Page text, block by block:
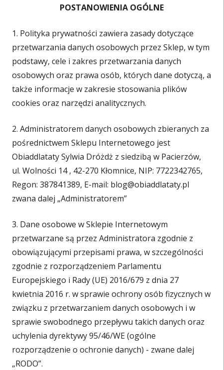
POSTANOWIENIA OGÓLNE
1. Polityka prywatności zawiera zasady dotyczące
przetwarzania danych osobowych przez Sklep, w tym
podstawy, cele i zakres przetwarzania danych
osobowych oraz prawa osób, których dane dotyczą, a
także informacje w zakresie stosowania plików
cookies oraz narzędzi analitycznych.
2. Administratorem danych osobowych zbieranych za
pośrednictwem Sklepu Internetowego jest
Obiaddlataty Sylwia Dróżdż z siedzibą w Pacierzów,
ul. Wolności 14 , 42-270 Kłomnice, NIP: 7722342765,
Regon: 387841389, E-mail: blog@obiaddlataty.pl
zwana dalej „Administratorem”
3. Dane osobowe w Sklepie Internetowym
przetwarzane są przez Administratora zgodnie z
obowiązującymi przepisami prawa, w szczególności
zgodnie z rozporządzeniem Parlamentu
Europejskiego i Rady (UE) 2016/679 z dnia 27
kwietnia 2016 r. w sprawie ochrony osób fizycznych w
związku z przetwarzaniem danych osobowych i w
sprawie swobodnego przepływu takich danych oraz
uchylenia dyrektywy 95/46/WE (ogólne
rozporządzenie o ochronie danych) - zwane dalej
„RODO”.